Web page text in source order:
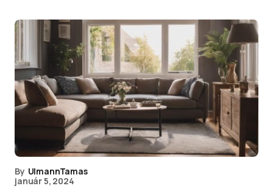
By UlmannTamas
január 5, 2024